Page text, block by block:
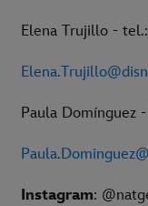
Elena Trujillo -
Paula Domínguez
Instagram: